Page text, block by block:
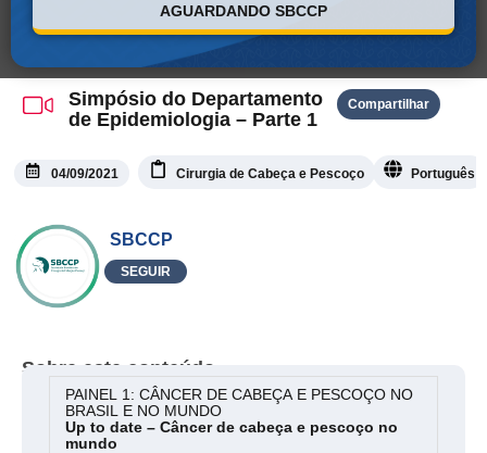
AGUARDANDO SBCCP
Simpósio do Departamento
de Epidemiologia – Parte 1
Compartilhar
04/09/2021 Cirurgia de Cabeça e Pescoço Português
SBCCP
SEGUIR
Sobre este conteúdo
PAINEL 1: CÂNCER DE CABEÇA E PESCOÇO NO
BRASIL E NO MUNDO
Up to date – Câncer de cabeça e pescoço no
mundo